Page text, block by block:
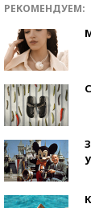
РЕКОМЕНДУЕМ: